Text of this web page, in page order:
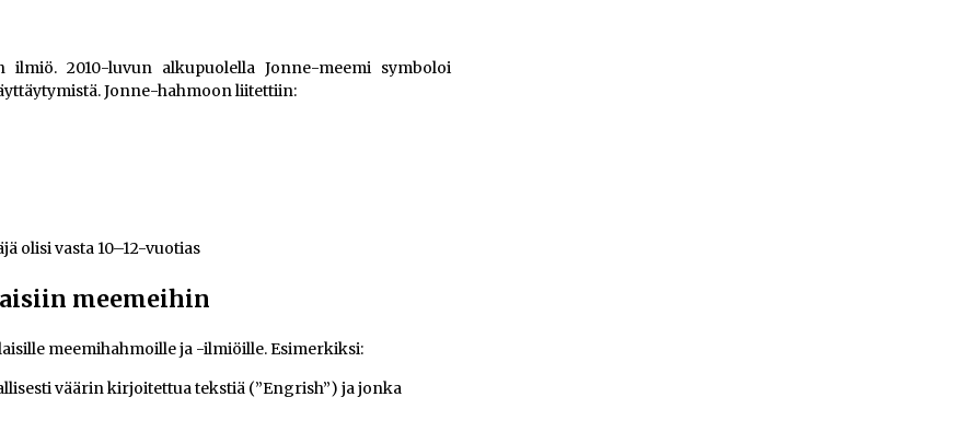
2010-luvun alkupuolella Jonne-meemi symboloi
Jonne-hahmoon liitettiin:
olisi vasta 10–12-vuotias
meemeihin
meemihahmoille ja -ilmiöille. Esimerkiksi:
väärin kirjoitettua tekstiä (”Engrish”) ja jonka